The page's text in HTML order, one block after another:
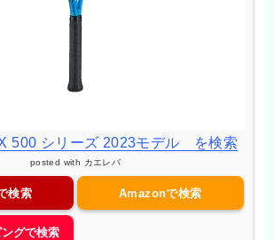
500 シリーズ 2023モデル を検索
posted with カエレバ
検索 Amazonで検索
グで検索